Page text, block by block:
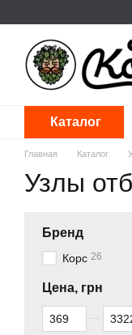
Каталог
Главная Каталог
Узлы
Бренд
Корс 26
Цена, грн
От Цена, грн
До Цена, грн